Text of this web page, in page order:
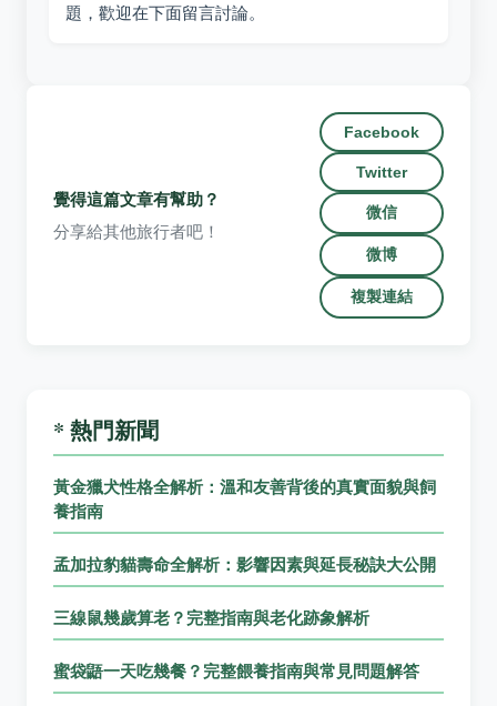
題，歡迎在下面留言討論。
覺得這篇文章有幫助？
分享給其他旅行者吧！
Facebook
Twitter
微信
微博
複製連結
* 熱門新聞
黃金獵犬性格全解析：溫和友善背後的真實面貌與飼
養指南
孟加拉豹貓壽命全解析：影響因素與延長秘訣大公開
三線鼠幾歲算老？完整指南與老化跡象解析
蜜袋鼯一天吃幾餐？完整餵養指南與常見問題解答